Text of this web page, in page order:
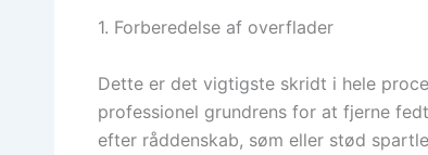
1. Forberedelse af overflader
Dette er det vigtigste skridt i hele
professionel grundrens for at fjerne
efter råddenskab, søm eller stød